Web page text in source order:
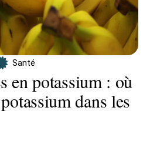
Santé
en potassium : où
dans les